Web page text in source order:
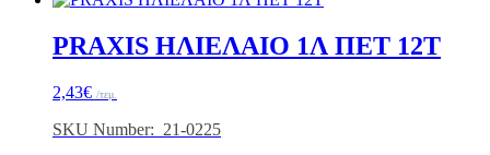
PRAXIS ΗΛΙΕΛΑΙΟ 1Λ ΠΕΤ 12Τ
2,43€ /τεμ.
SKU Number: 21-0225